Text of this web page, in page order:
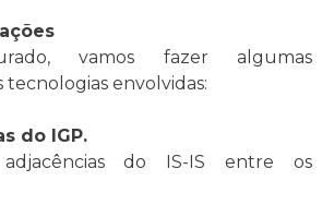
vamos fazer algumas
tecnologias envolvidas:
do IGP.
do IS-IS entre os